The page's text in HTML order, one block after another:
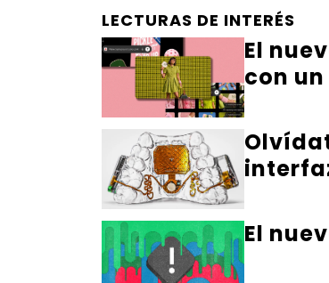
LECTURAS DE INTERÉS
El
con
El